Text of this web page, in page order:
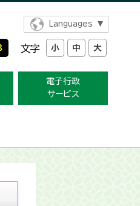
Languages
文字
電子行政
サービス